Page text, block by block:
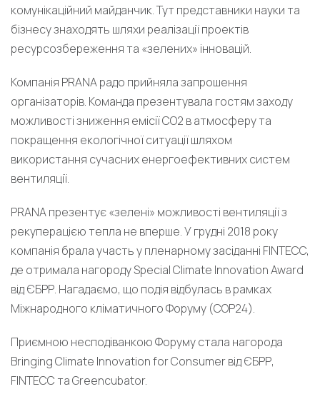
комунікаційний майданчик. Тут представники науки та
бізнесу знаходять шляхи реалізації проектів
ресурсозбереження та «зелених» інновацій.
Компанія PRANA радо прийняла запрошення
організаторів. Команда презентувала гостям заходу
можливості зниження емісії СО2 в атмосферу та
покращення екологічної ситуації шляхом
використання сучасних енергоефективних систем
вентиляції.
PRANA презентує «зелені» можливості вентиляції з
рекуперацією тепла не вперше. У грудні 2018 року
компанія брала участь у пленарному засіданні FINTECC,
де отримала нагороду Special Climate Innovation Award
від ЄБРР. Нагадаємо, що подія відбулась в рамках
Міжнародного кліматичного Форуму (COP24).
Приємною несподіванкою Форуму стала нагорода
Bringing Climate Innovation for Consumer від ЄБРР,
FINTECC та Greencubator.